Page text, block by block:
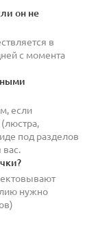
он не
в
с момента
если
под разделов
нужно